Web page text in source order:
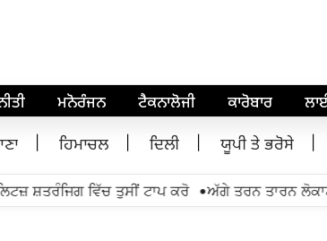
ਮਨੋਰੰਜਨ ਟੈਕਨਾਲੋਜੀ ਕਾਰੋਬਾਰ
ਹਿਮਾਚਲ ਦਿਲੀ ਯੂਪੀ ਤੇ ਭਰੋਸੇ
ਵਿੱਚ ਤੁਸੀਂ ਟਾਪ ਕਰੋ •ਅੱਗੇ ਤਰਨ ਤਾਰਨ